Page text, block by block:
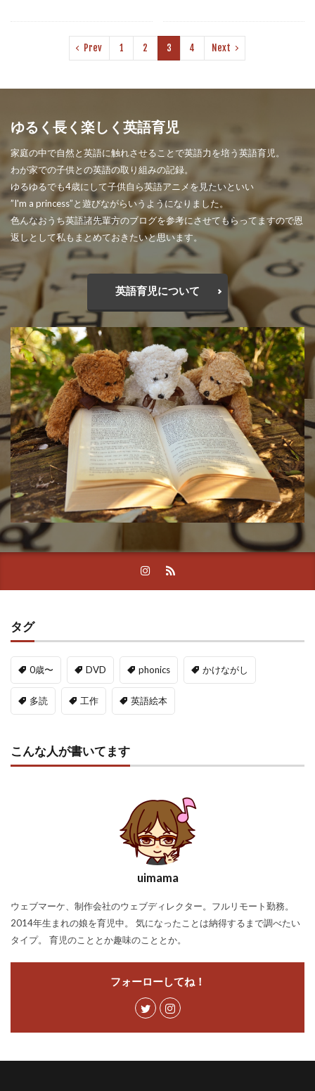
Prev 1 2 3 4 Next
ゆるく長く楽しく英語育児
家庭の中で自然と英語に触れさせることで英語力を培う英語育児。
わが家での子供との英語の取り組みの記録。
ゆるゆるでも4歳にして子供自ら英語アニメを見たいといい
”I'm a princess”と遊びながらいうようになりました。
色んなおうち英語諸先輩方のブログを参考にさせてもらってますので恩
返しとして私もまとめておきたいと思います。
英語育児について
タグ
0歳〜 DVD phonics かけながし
多読 工作 英語絵本
こんな人が書いてます
uimama
ウェブマーケ、制作会社のウェブディレクター。フルリモート勤務。
2014年生まれの娘を育児中。 気になったことは納得するまで調べたい
タイプ。 育児のこととか趣味のこととか。
フォーローしてね！